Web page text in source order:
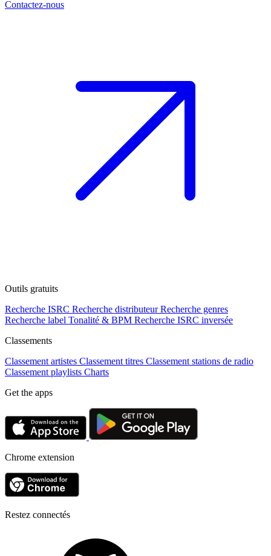
Contactez-nous
Outils gratuits
Recherche ISRC Recherche distributeur Recherche genres
Recherche label Tonalité & BPM Recherche ISRC inversée
Classements
Classement artistes Classement titres Classement stations de radio
Classement playlists Charts
Get the apps
Chrome extension
Restez connectés